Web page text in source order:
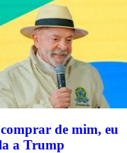
de mim, eu
a Trump